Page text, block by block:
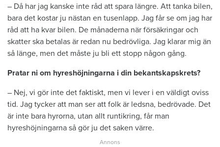
– Då har jag kanske inte råd att spara längre. Att tanka bilen,
bara det kostar ju nästan en tusenlapp. Jag får se om jag har
råd att ha kvar bilen. De månaderna när försäkringar och
skatter ska betalas är redan nu bedrövliga. Jag klarar mig än
så länge, men det måste ju bli ett stopp någon gång.
Pratar ni om hyreshöjningarna i din bekantskapskrets?
– Nej, vi gör inte det faktiskt, men vi lever i en väldigt oviss
tid. Jag tycker att man ser att folk är ledsna, bedrövade. Det
är inte bara hyrorna, utan allt runtikring, får man
hyreshöjningarna så gör ju det saken värre.